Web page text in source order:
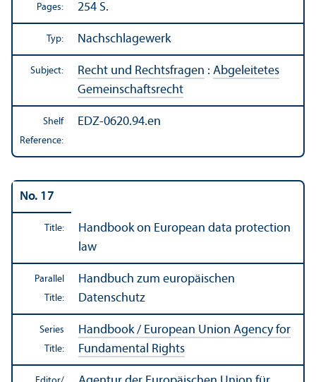
Pages: 254 S.
Typ: Nachschlagewerk
Subject: Recht und Rechtsfragen : Abgeleitetes
Gemeinschaftsrecht
Shelf
Reference:
EDZ-0620.94.en
No. 17
Title:
Handbook on European data protection
law
Parallel
Title:
Handbuch zum europäischen
Datenschutz
Series
Title:
Handbook / European Union Agency for
Fundamental Rights